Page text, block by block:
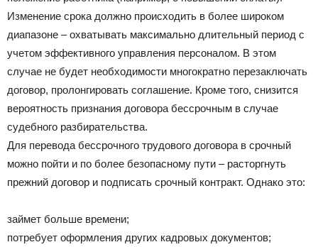
Изменение срока должно происходить в более широком
диапазоне – охватывать максимально длительный период с
учетом эффективного управления персоналом. В этом
случае не будет необходимости многократно перезаключать
договор, пролонгировать соглашение. Кроме того, снизится
вероятность признания договора бессрочным в случае
судебного разбирательства.
Для перевода бессрочного трудового договора в срочный
можно пойти и по более безопасному пути – расторгнуть
прежний договор и подписать срочный контракт. Однако это:
займет больше времени;
потребует оформления других кадровых документов;